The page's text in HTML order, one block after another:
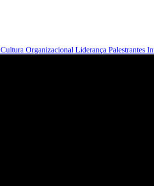
Cultura Organizacional Liderança Palestrantes